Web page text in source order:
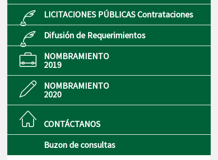
LICITACIONES PÚBLICAS Contrataciones
Difusión de Requerimientos
NOMBRAMIENTO
2019
NOMBRAMIENTO
2020
CONTÁCTANOS
Buzon de consultas